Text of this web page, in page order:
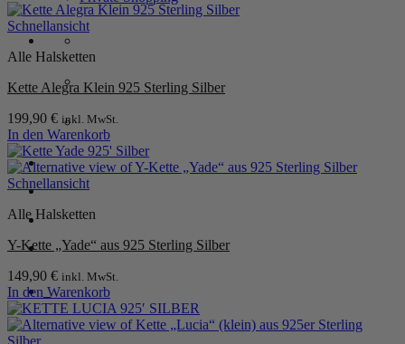
Anmelden / Registrieren
Warenkorb /
0
Schnellansicht
Alle Halsketten
Kette Alegra Klein 925 Sterling Silber
199,90 € inkl. MwSt.
In den Warenkorb
Schnellansicht
Alle Halsketten
Y-Kette „Yade“ aus 925 Sterling Silber
149,90 € inkl. MwSt.
In den Warenkorb